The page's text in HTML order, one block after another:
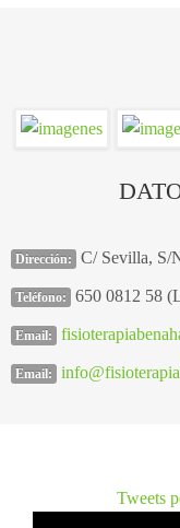
Dirección: C/ Sevilla, S/
Teléfono: 650 0812 58
Email:
Email:
Tweets